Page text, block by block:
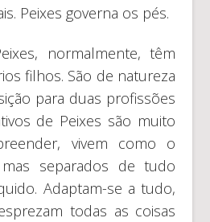
Peixes governa os pés.
normalmente, têm
filhos. São de natureza
para duas profissões
de Peixes são muito
vivem como o
separados de tudo
Adaptam-se a tudo,
todas as coisas